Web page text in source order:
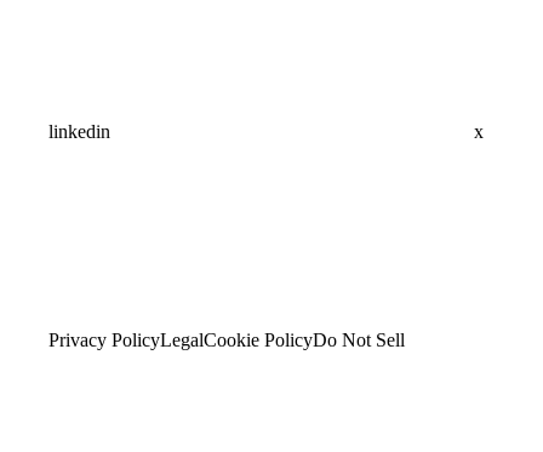
linkedin x
Privacy PolicyLegalCookie PolicyDo Not Sell